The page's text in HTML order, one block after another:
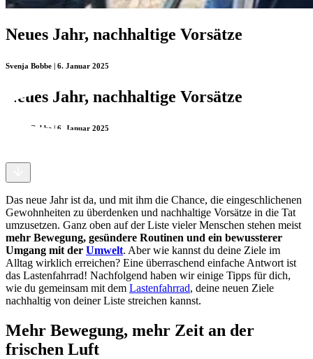
Neues Jahr, nachhaltige Vorsätze
Svenja Bobbe | 6. Januar 2025
Neues Jahr, nachhaltige Vorsätze
Svenja Bobbe | 6. Januar 2025
Das neue Jahr ist da, und mit ihm die Chance, die eingeschlichenen
Gewohnheiten zu überdenken und nachhaltige Vorsätze in die Tat
umzusetzen. Ganz oben auf der Liste vieler Menschen stehen meist
mehr Bewegung, gesündere Routinen und ein bewussterer
Umgang mit der Umwelt. Aber wie kannst du deine Ziele im
Alltag wirklich erreichen? Eine überraschend einfache Antwort ist
das Lastenfahrrad! Nachfolgend haben wir einige Tipps für dich,
wie du gemeinsam mit dem Lastenfahrrad, deine neuen Ziele
nachhaltig von deiner Liste streichen kannst.
Mehr Bewegung, mehr Zeit an der
frischen Luft